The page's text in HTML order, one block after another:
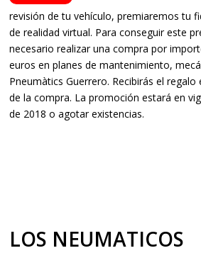
revisión de tu vehículo, premiaremos tu
de realidad virtual. Para conseguir este
necesario realizar una compra por
euros en planes de mantenimiento,
Pneumàtics Guerrero. Recibirás el
de la compra. La promoción estará en
de 2018 o agotar existencias.
LOS NEUMATICOS